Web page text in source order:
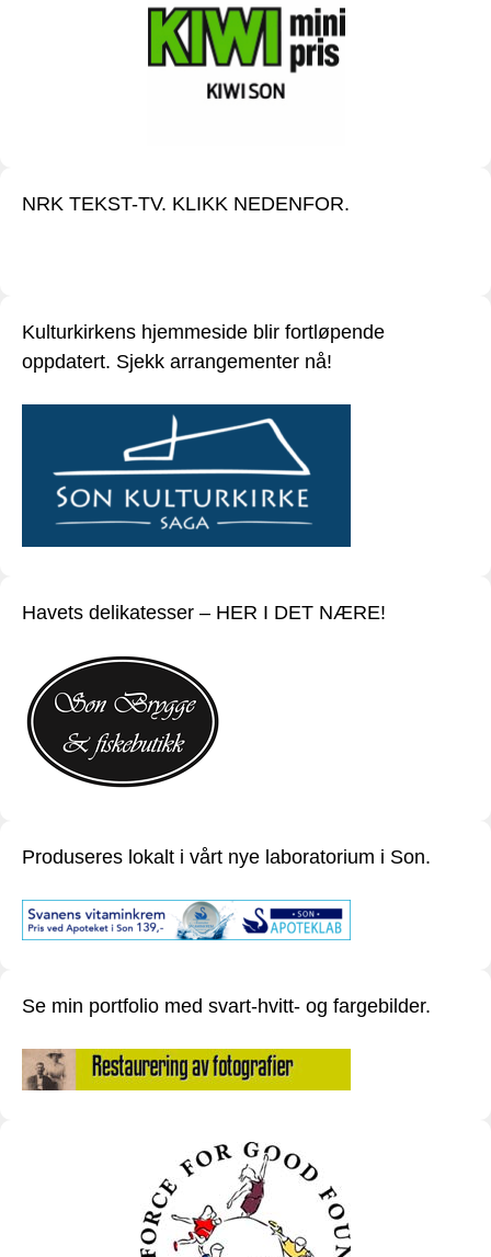
NRK TEKST-TV. KLIKK NEDENFOR.
Kulturkirkens hjemmeside blir fortløpende
oppdatert. Sjekk arrangementer nå!
Havets delikatesser – HER I DET NÆRE!
Produseres lokalt i vårt nye laboratorium i Son.
Se min portfolio med svart-hvitt- og fargebilder.